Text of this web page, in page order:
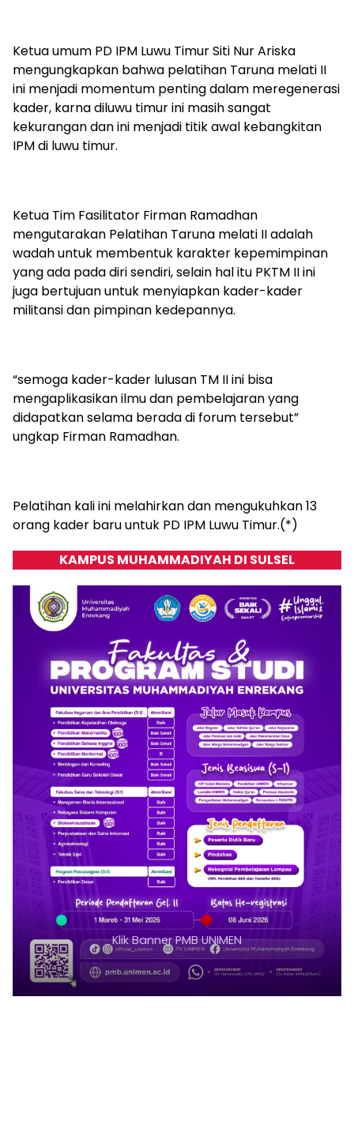
Ketua umum PD IPM Luwu Timur Siti Nur Ariska
mengungkapkan bahwa pelatihan Taruna melati II
ini menjadi momentum penting dalam meregenerasi
kader, karna diluwu timur ini masih sangat
kekurangan dan ini menjadi titik awal kebangkitan
IPM di luwu timur.
Ketua Tim Fasilitator Firman Ramadhan
mengutarakan Pelatihan Taruna melati II adalah
wadah untuk membentuk karakter kepemimpinan
yang ada pada diri sendiri, selain hal itu PKTM II ini
juga bertujuan untuk menyiapkan kader-kader
militansi dan pimpinan kedepannya.
“semoga kader-kader lulusan TM II ini bisa
mengaplikasikan ilmu dan pembelajaran yang
didapatkan selama berada di forum tersebut”
ungkap Firman Ramadhan.
Pelatihan kali ini melahirkan dan mengukuhkan 13
orang kader baru untuk PD IPM Luwu Timur.(*)
KAMPUS MUHAMMADIYAH DI SULSEL
Klik Banner PMB UNIMEN